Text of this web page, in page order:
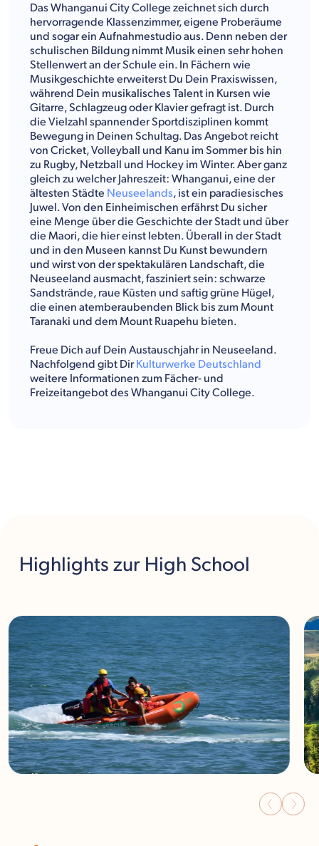
Das Whanganui City College zeichnet sich durch
hervorragende Klassenzimmer, eigene Proberäume
und sogar ein Aufnahmestudio aus. Denn neben der
schulischen Bildung nimmt Musik einen sehr hohen
Stellenwert an der Schule ein. In Fächern wie
Musikgeschichte erweiterst Du Dein Praxiswissen,
während Dein musikalisches Talent in Kursen wie
Gitarre, Schlagzeug oder Klavier gefragt ist. Durch
die Vielzahl spannender Sportdisziplinen kommt
Bewegung in Deinen Schultag. Das Angebot reicht
von Cricket, Volleyball und Kanu im Sommer bis hin
zu Rugby, Netzball und Hockey im Winter. Aber ganz
gleich zu welcher Jahreszeit: Whanganui, eine der
ältesten Städte Neuseelands, ist ein paradiesisches
Juwel. Von den Einheimischen erfährst Du sicher
eine Menge über die Geschichte der Stadt und über
die Maori, die hier einst lebten. Überall in der Stadt
und in den Museen kannst Du Kunst bewundern
und wirst von der spektakulären Landschaft, die
Neuseeland ausmacht, fasziniert sein: schwarze
Sandstrände, raue Küsten und saftig grüne Hügel,
die einen atemberaubenden Blick bis zum Mount
Taranaki und dem Mount Ruapehu bieten.
Freue Dich auf Dein Austauschjahr in Neuseeland.
Nachfolgend gibt DirKulturwerke Deutschland
weitere Informationen zum Fächer- und
Freizeitangebot des Whanganui City College.
Highlights zur High School